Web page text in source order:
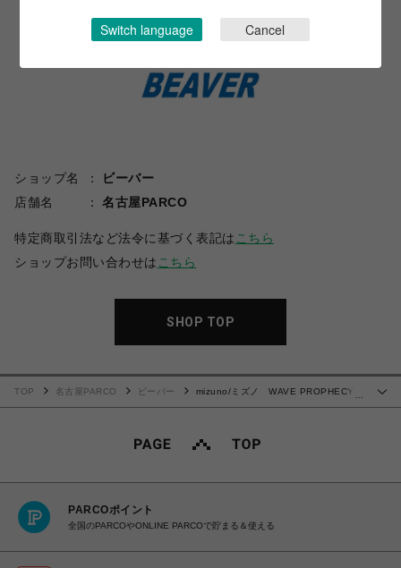
ショップ名
ビーバー
店舗名
名古屋PARCO
特定商取引法など法令に基づく表記は こちら
ショップお問い合わせは こちら
SHOP TOP
…
TOP 名古屋PARCO ビーバー
mizuno/ミズノ WAVE PROPHECY
PARCOポイント
全国のPARCOやONLINE PARCOで貯まる＆使える
Switch language Cancel